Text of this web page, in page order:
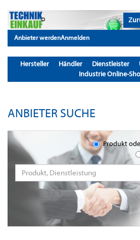
Anbieter werdenAnmelden
Hersteller Händler Dienstleister
Industrie Online-
ANBIETER SUCHE
Produkt